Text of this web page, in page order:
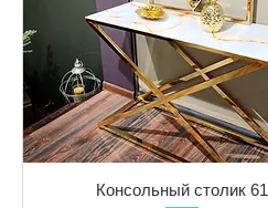
Консольный столик 61